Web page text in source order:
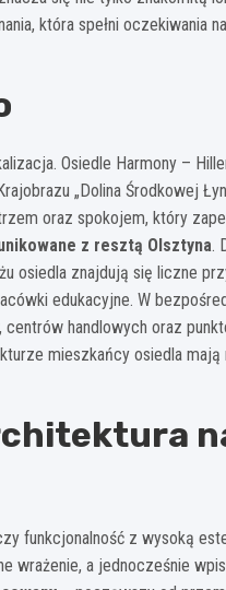
która spełni oczekiwania
Osiedle Harmony –
„Dolina Środkowej
oraz spokojem, który
z resztą Olsztyna.
osiedla znajdują się liczne
edukacyjne. W
handlowych oraz
mieszkańcy osiedla mają
funkcjonalność z wysoką
wrażenie, a jednocześnie